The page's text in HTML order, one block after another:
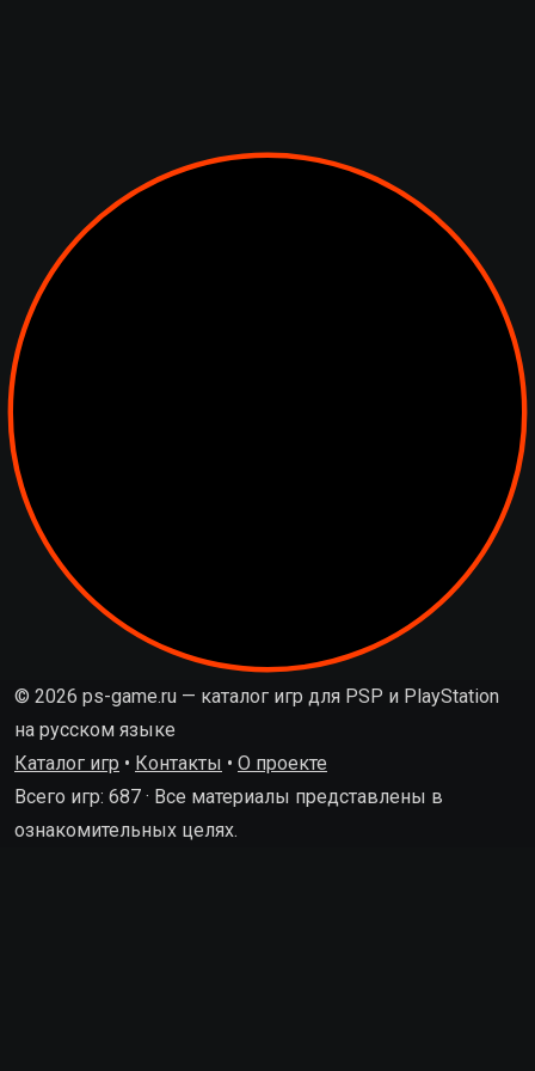
© 2026 ps-game.ru — каталог игр для PSP и PlayStation
на русском языке
Каталог игр • Контакты • О проекте
Всего игр: 687 · Все материалы представлены в
ознакомительных целях.